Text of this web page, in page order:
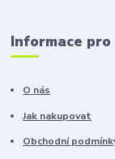
Informace pro
O nás
Jak nakupovat
Obchodní